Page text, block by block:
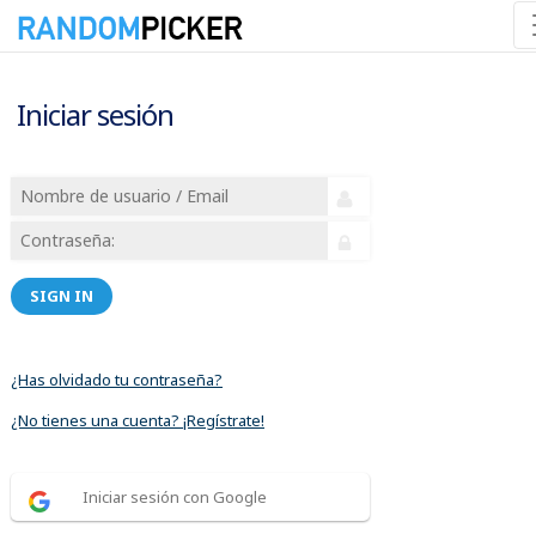
Iniciar sesión
SIGN IN
¿Has olvidado tu contraseña?
¿No tienes una cuenta? ¡Regístrate!
Iniciar sesión con Google